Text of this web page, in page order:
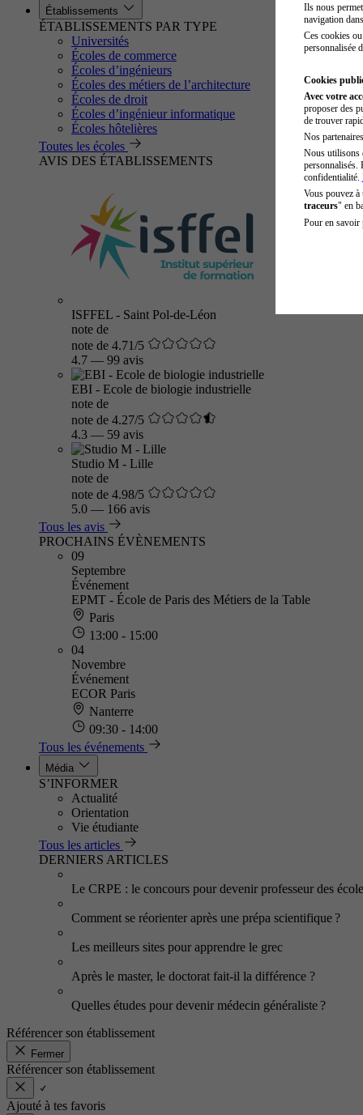
Établissements
ÉTABLISSEMENTS PAR TYPE
Universités
Écoles de commerce
Écoles d’ingénieurs
Écoles des métiers de l’architecture
Écoles de droit
Écoles d’ingénieur informatique
Écoles hôtelières
Toutes les écoles
AVIS DES ÉTABLISSEMENTS
ISFFEL - Saint Pol-de-Léon
note de
note de 4.71/5
4.7 — 99 avis
EBI - Ecole de biologie industrielle
note de
note de 4.27/5
4.3 — 59 avis
Studio M - Lille
note de
note de 4.98/5
5.0 — 166 avis
Tous les avis
PROCHAINS ÉVÈNEMENTS
09
Septembre
Événement
EPMT - École de Paris des Métiers de la Table
Paris
13:00 - 15:00
04
Novembre
Événement
ECOR Paris
Nanterre
09:30 - 14:00
Tous les événements
Média
S’INFORMER
Actualité
Orientation
Vie étudiante
Tous les articles
DERNIERS ARTICLES
Le CRPE : le concours pour devenir professeur des
Comment se réorienter après une prépa scientifique ?
Les meilleurs sites pour apprendre le grec
Après le master, le doctorat fait-il la différence ?
Quelles études pour devenir médecin généraliste ?
Référencer son établissement
Fermer
Référencer son établissement
Ajouté à tes favoris
Ils nous
navigation
Ces cookies
personnalisée
Cookies
Avec votre
proposer des
de trouver
Nos
Nous utilisons
personnalisés.
confidentialité.
Vous pouvez
traceurs" en
Pour en